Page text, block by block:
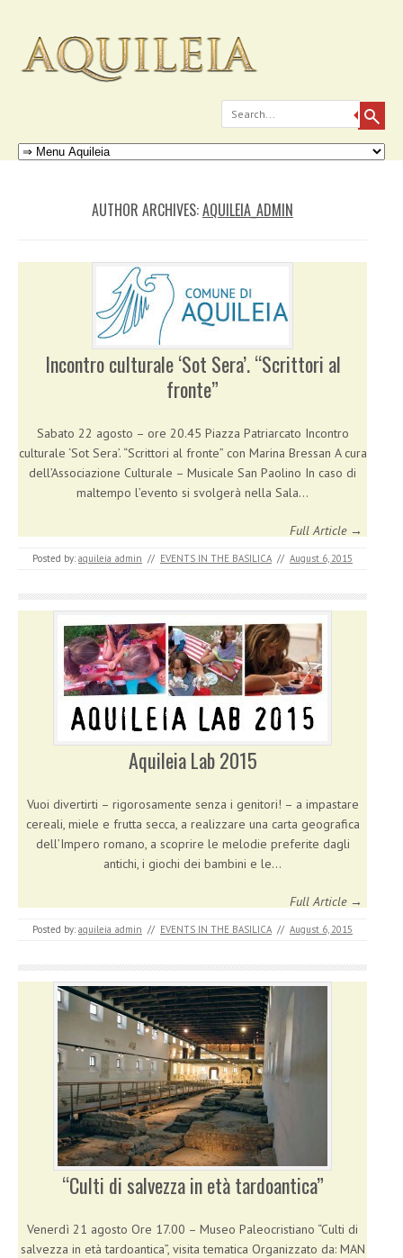
Search
Menu
Skip to content
AUTHOR ARCHIVES:AQUILEIA_ADMIN
Incontro culturale ‘Sot Sera’. “Scrittori al
fronte”
Sabato 22 agosto – ore 20.45 Piazza Patriarcato Incontro
culturale ‘Sot Sera’. “Scrittori al fronte” con Marina Bressan A cura
dell’Associazione Culturale – Musicale San Paolino In caso di
maltempo l’evento si svolgerà nella Sala…
Full Article →
Posted by: aquileia_admin // EVENTS IN THE BASILICA // August 6, 2015
Aquileia Lab 2015
Vuoi divertirti – rigorosamente senza i genitori! – a impastare
cereali, miele e frutta secca, a realizzare una carta geografica
dell’Impero romano, a scoprire le melodie preferite dagli
antichi, i giochi dei bambini e le…
Full Article →
Posted by: aquileia_admin // EVENTS IN THE BASILICA // August 6, 2015
“Culti di salvezza in età tardoantica”
Venerdì 21 agosto Ore 17.00 – Museo Paleocristiano “Culti di
salvezza in età tardoantica”, visita tematica Organizzato da: MAN